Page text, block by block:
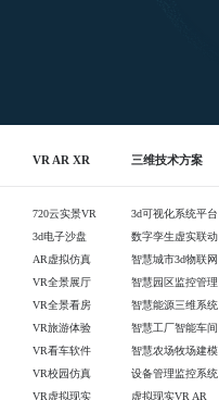
VR AR XR
720云实景VR
3d电子沙盘
AR虚拟仿真
VR全景展厅
VR全景看房
VR旅游体验
VR看车软件
VR校园仿真
VR虚拟现实
三维技术方案
3d可视化系统平台
数字孪生虚实联动
智慧城市3d物联网
智慧园区监控管理
智慧能源三维系统
智慧工厂智能车间
智慧农场牧场建模
设备管理监控系统
虚拟现实VR AR